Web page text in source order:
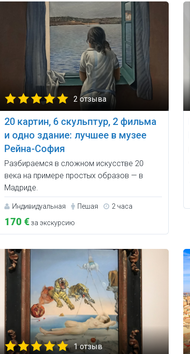
2 отзыва
20 картин, 6 скульптур, 2 фильма
и одно здание: лучшее в музее
Рейна-София
Разбираемся в сложном искусстве 20
века на примере простых образов — в
Мадриде.
Индивидуальная Пешая 2 часа
170 €за экскурсию
1 отзыв